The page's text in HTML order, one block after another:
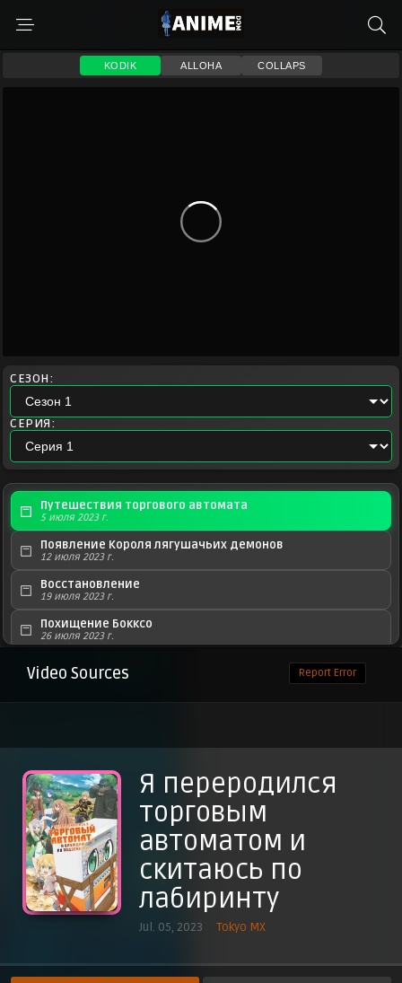
KODIK ALLOHA COLLAPS
СЕЗОН:
СЕРИЯ:
Путешествия торгового автомата
5 июля 2023 г.
Появление Короля лягушачьих демонов
12 июля 2023 г.
Восстановление
19 июля 2023 г.
Похищение Бокксо
26 июля 2023 г.
Тщеславие, гордость и торговый автомат
2 августа 2023 г.
Огненный скелетитан стратума Лабиринта
23 августа 2023 г.
Неидеальный герой
30 августа 2023 г.
Желудочные меры
6 сентября 2023 г.
Стратум Плача мёртвых
13 сентября 2023 г.
Video Sources Report Error
Я переродился
торговым
автоматом и
скитаюсь по
лабиринту
Jul. 05, 2023 Tokyo MX